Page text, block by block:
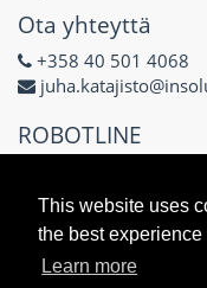
This website uses
the best
Learn more
Ota yhteyttä
+358 40 501 4068
ROBOTLINE
Näsilinnankatu 48 E
33200 Tampere